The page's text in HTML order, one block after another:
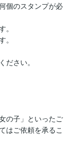
個のスタンプが必
。
。
ださい。
の子」といったご
はご依頼を承るこ